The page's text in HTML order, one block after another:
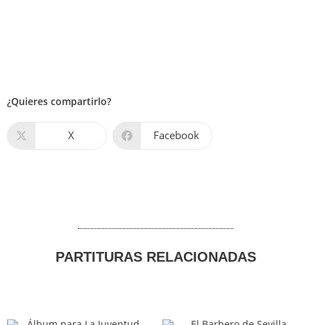
¿Quieres compartirlo?
X Facebook
PARTITURAS RELACIONADAS